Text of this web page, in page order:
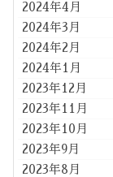
2024年4月
2024年3月
2024年2月
2024年1月
2023年12月
2023年11月
2023年10月
2023年9月
2023年8月